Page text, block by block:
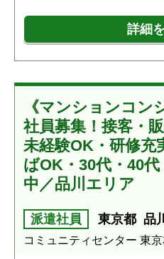
詳細
《マンションコン
社員募集！接客・
未経験OK・研修充
ばOK・30代・40
中／品川エリア
派遣社員 東京都 品
コミュニティセンター 東